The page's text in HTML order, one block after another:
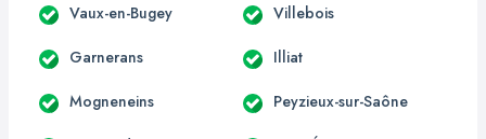
Vaux-en-Bugey Villebois
Garnerans Illiat
Mogneneins Peyzieux-sur-Saône